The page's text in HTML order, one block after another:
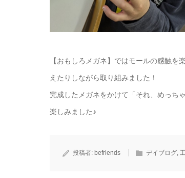
【おもしろメガネ】ではモールの感触
えたりしながら取り組みました！
完成したメガネをかけて「それ、めっち
楽しみました♪
投稿者: befriends デイブログ